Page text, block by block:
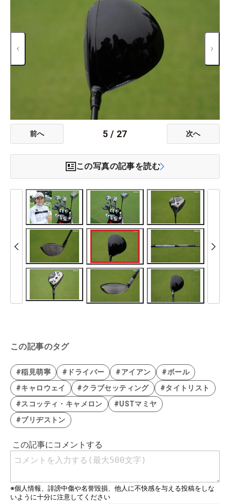
前へ 5 / 27 次へ
この写真の記事を読む
この記事のタグ
#稲見萌寧 #ドライバー #アイアン
#ボール
#キャロウェイ
#クラブセッティング
#タイトリスト
#スコッティ・キャメロン
#USTマミヤ
#ブリヂストン